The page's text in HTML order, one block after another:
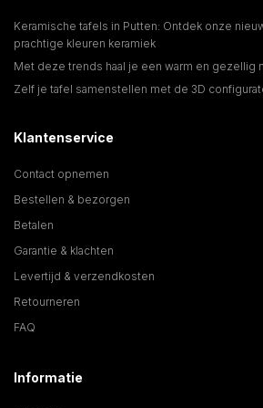
Keramische tafels in Putten: Ontdek onze
prachtige kleuren keramiek
Met deze trends haal je een warm en gezellig
Zelf je tafel samenstellen met de 3D
Klantenservice
Contact opnemen
Bestellen & bezorgen
Betalen
Garantie & klachten
Levertijd & verzendkosten
Retourneren
FAQ
Informatie